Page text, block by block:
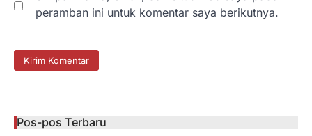
peramban ini untuk komentar saya berikutnya.
Pos-pos Terbaru